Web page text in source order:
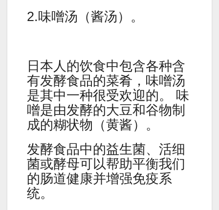
2.味噌汤（酱汤）。
日本人的饮食中包含各种含
有发酵食品的菜肴，味噌汤
是其中一种很受欢迎的。 味
噌是由发酵的大豆和谷物制
成的糊状物（黄酱）。
发酵食品中的益生菌、活细
菌或酵母可以帮助平衡我们
的肠道健康并增强免疫系
统。